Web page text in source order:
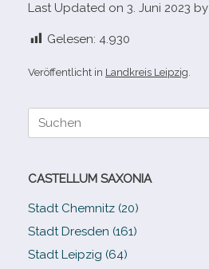
Last Updated on 3. Juni 2023 by
Gelesen: 4.930
Veröffentlicht in Landkreis Leipzig
Suche
CASTELLUM SAXONIA
Stadt Chemnitz (20)
Stadt Dresden (161)
Stadt Leipzig (64)